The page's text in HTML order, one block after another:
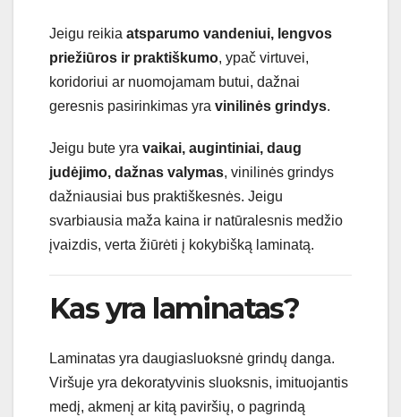
Jeigu reikia atsparumo vandeniui, lengvos
priežiūros ir praktiškumo, ypač virtuvei,
koridoriui ar nuomojamam butui, dažnai
geresnis pasirinkimas yra vinilinės grindys.
Jeigu bute yra vaikai, augintiniai, daug
judėjimo, dažnas valymas, vinilinės grindys
dažniausiai bus praktiškesnės. Jeigu
svarbiausia maža kaina ir natūralesnis medžio
įvaizdis, verta žiūrėti į kokybišką laminatą.
Kas yra laminatas?
Laminatas yra daugiasluoksnė grindų danga.
Viršuje yra dekoratyvinis sluoksnis, imituojantis
medį, akmenį ar kitą paviršių, o pagrindą